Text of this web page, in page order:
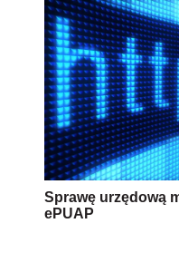
Sprawę urzędową
ePUAP